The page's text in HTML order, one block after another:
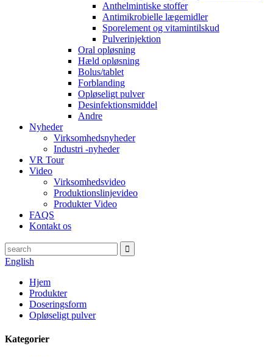
Anthelmintiske stoffer
Antimikrobielle lægemidler
Sporelement og vitamintilskud
Pulverinjektion
Oral opløsning
Hæld opløsning
Bolus/tablet
Forblanding
Opløseligt pulver
Desinfektionsmiddel
Andre
Nyheder
Virksomhedsnyheder
Industri -nyheder
VR Tour
Video
Virksomhedsvideo
Produktionslinjevideo
Produkter Video
FAQS
Kontakt os
English
Hjem
Produkter
Doseringsform
Opløseligt pulver
Kategorier